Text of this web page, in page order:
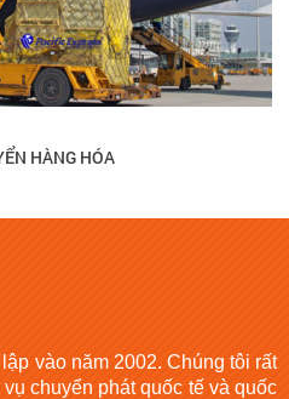
HÀNG HÓA
vào năm 2002. Chúng tôi rất
chuyển phát quốc tế và quốc